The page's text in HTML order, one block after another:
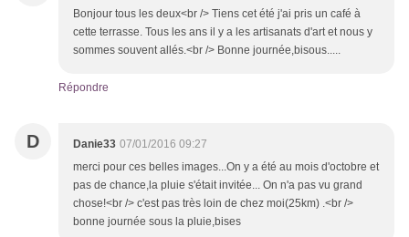
Bonjour tous les deux<br /> Tiens cet été j'ai pris un café à
cette terrasse. Tous les ans il y a les artisanats d'art et nous y
sommes souvent allés.<br /> Bonne journée,bisous.....
Répondre
D Danie33 07/01/2016 09:27
merci pour ces belles images...On y a été au mois d'octobre et
pas de chance,la pluie s'était invitée... On n'a pas vu grand
chose!<br /> c'est pas très loin de chez moi(25km) .<br />
bonne journée sous la pluie,bises